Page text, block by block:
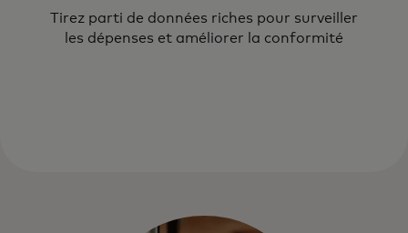
Tirez parti de données riches pour surveiller
les dépenses et améliorer la conformité